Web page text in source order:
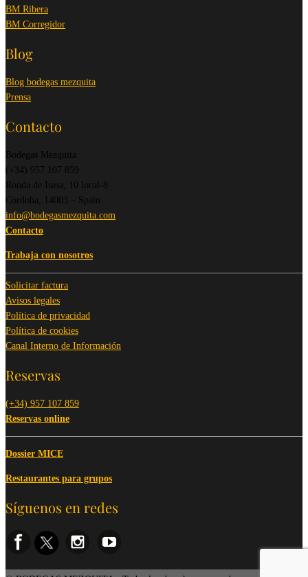
BM Ribera
BM Corregidor
Blog
Blog bodegas mezquita
Prensa
Contacto
Bodegas Mezquita
(+34) 957 107 859
Ronda de Isasa, 10 local-8
Córdoba, 14003 – Spain
info@bodegasmezquita.com
Contacto
Trabaja con nosotros
Solicitar factura
Avisos legales
Política de privacidad
Política de cookies
Canal Interno de Información
Reservas
(+34) 957 107 859
Reservas online
Dossier MICE
Restaurantes para grupos
Síguenos en redes